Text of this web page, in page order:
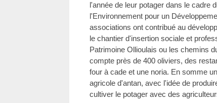
l'année de leur potager dans le cadre
l'Environnement pour un
associations ont contribué au
le chantier d'insertion sociale et
Patrimoine Ollioulais ou les chemins
compte près de 400 oliviers, des
four à cade et une noria. En somme
agricole d'antan, avec l'idée de
cultiver le potager avec des